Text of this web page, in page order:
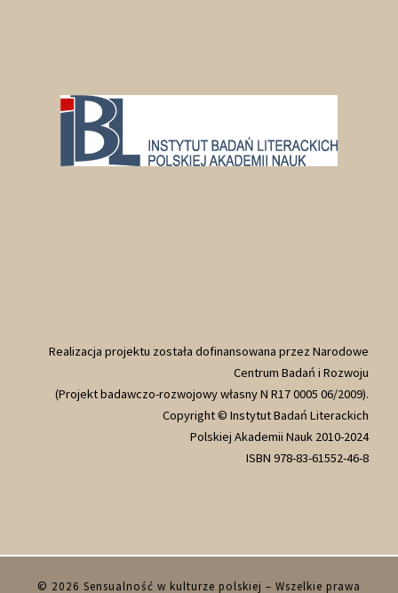
Realizacja projektu została dofinansowana przez Narodowe
Centrum Badań i Rozwoju
(Projekt badawczo-rozwojowy własny N R17 0005 06/2009).
Copyright © Instytut Badań Literackich
Polskiej Akademii Nauk 2010-2024
ISBN 978-83-61552-46-8
© 2026 Sensualność w kulturze polskiej – Wszelkie prawa